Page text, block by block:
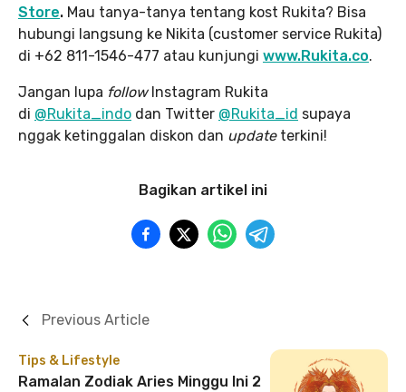
Store. Mau tanya-tanya tentang kost Rukita? Bisa
hubungi langsung ke Nikita (customer service Rukita)
di +62 811-1546-477 atau kunjungi www.Rukita.co.
Jangan lupa followInstagram Rukita
di @Rukita_indo dan Twitter @Rukita_id supaya
nggak ketinggalan diskon dan update terkini!
Bagikan artikel ini
Tips & Lifestyle
Ramalan Zodiak Aries Minggu Ini 2
Previous Article